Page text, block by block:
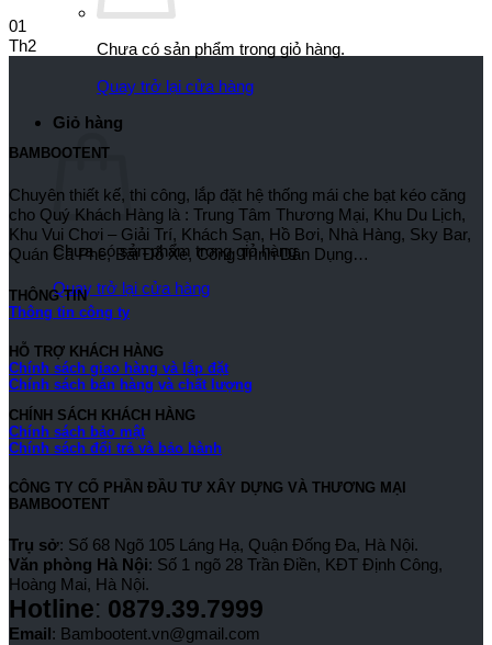
Chưa có sản phẩm trong giỏ hàng.
Quay trở lại cửa hàng
Giỏ hàng
Chưa có sản phẩm trong giỏ hàng.
Quay trở lại cửa hàng
01
Th2
BAMBOOTENT
Chuyên thiết kế, thi công, lắp đặt hệ thống mái che bạt kéo căng
cho Quý Khách Hàng là : Trung Tâm Thương Mại, Khu Du Lịch,
Khu Vui Chơi – Giải Trí, Khách Sạn, Hồ Bơi, Nhà Hàng, Sky Bar,
Quán Cà Phê, Bãi Đỗ Xe, Công Trình Dân Dụng…
THÔNG TIN
Thông tin công ty
HỖ TRỢ KHÁCH HÀNG
Chính sách giao hàng và lắp đặt
Chính sách bán hàng và chất lượng
CHÍNH SÁCH KHÁCH HÀNG
Chính sách bảo mật
Chính sách đổi trả và bảo hành
CÔNG TY CỔ PHẦN ĐẦU TƯ XÂY DỰNG VÀ THƯƠNG MẠI
BAMBOOTENT
Trụ sở: Số 68 Ngõ 105 Láng Hạ, Quận Đống Đa, Hà Nội.
Văn phòng Hà Nội: Số 1 ngõ 28 Trần Điền, KĐT Định Công,
Hoàng Mai, Hà Nội.
Hotline: 0879.39.7999
Email : Bambootent.vn@gmail.com